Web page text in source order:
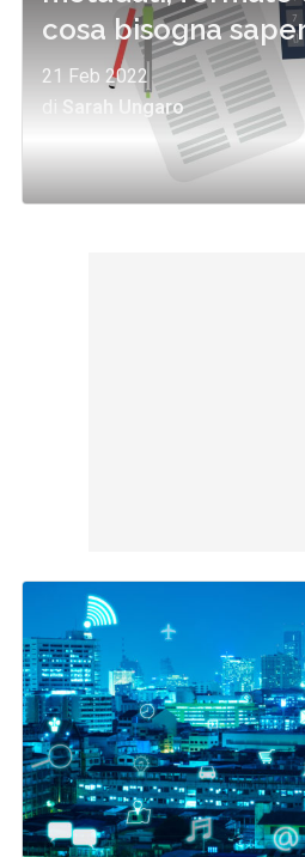
cosa bisogna
21 Feb 2022
di Sarah Ungaro